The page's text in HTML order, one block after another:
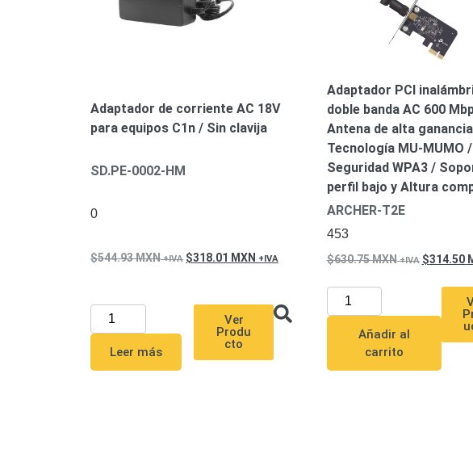
Adaptador de corriente AC 18V
para equipos C1n / Sin clavija
SD.PE-0002-HM
0
544.93MXN 318.01 MXN
Leer más
Ver
Produ
cto
Adaptador PCI
doble banda AC 600
Antena de alta
Tecnología MU-MUMO /
Seguridad WPA3 /
perfil bajo y Altura
ARCHER-T2E
453
630.75MXN 314.50
Añadir al
carrito